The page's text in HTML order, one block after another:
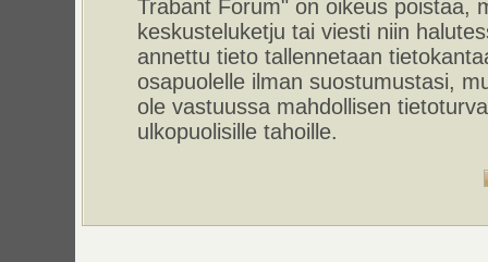
Trabant Forum" on oikeus poistaa,
keskusteluketju tai viesti niin
annettu tieto tallennetaan
osapuolelle ilman suostumustasi,
ole vastuussa mahdollisen
ulkopuolisille tahoille.